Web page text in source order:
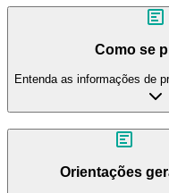
Como se
Entenda as informações de
Orientações